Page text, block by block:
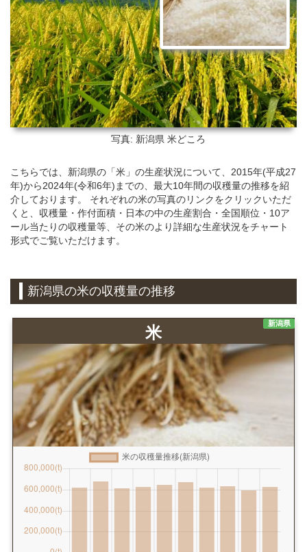
写真: 新潟県 米どころ
こちらでは、新潟県の「米」の生産状況について、2015年(平成27
年)から2024年(令和6年)までの、最大10年間の収穫量の推移を紹
介しております。 それぞれの米の写真のリンクをクリックいただ
くと、収穫量・作付面積・日本の中の生産割合・全国順位・10ア
ール当たりの収穫量等、その米のより詳細な生産状況をチャート
形式でご覧いただけます。
新潟県の米の収穫量の推移
新潟県
米